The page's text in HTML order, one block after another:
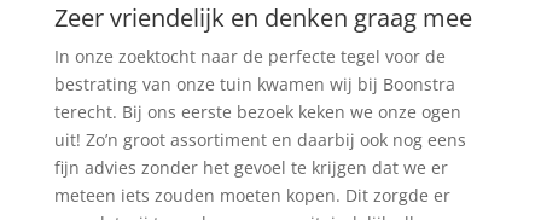
Zeer vriendelijk en denken graag mee
In onze zoektocht naar de perfecte tegel voor de
bestrating van onze tuin kwamen wij bij Boonstra
terecht. Bij ons eerste bezoek keken we onze ogen
uit! Zo’n groot assortiment en daarbij ook nog eens
fijn advies zonder het gevoel te krijgen dat we er
meteen iets zouden moeten kopen. Dit zorgde er